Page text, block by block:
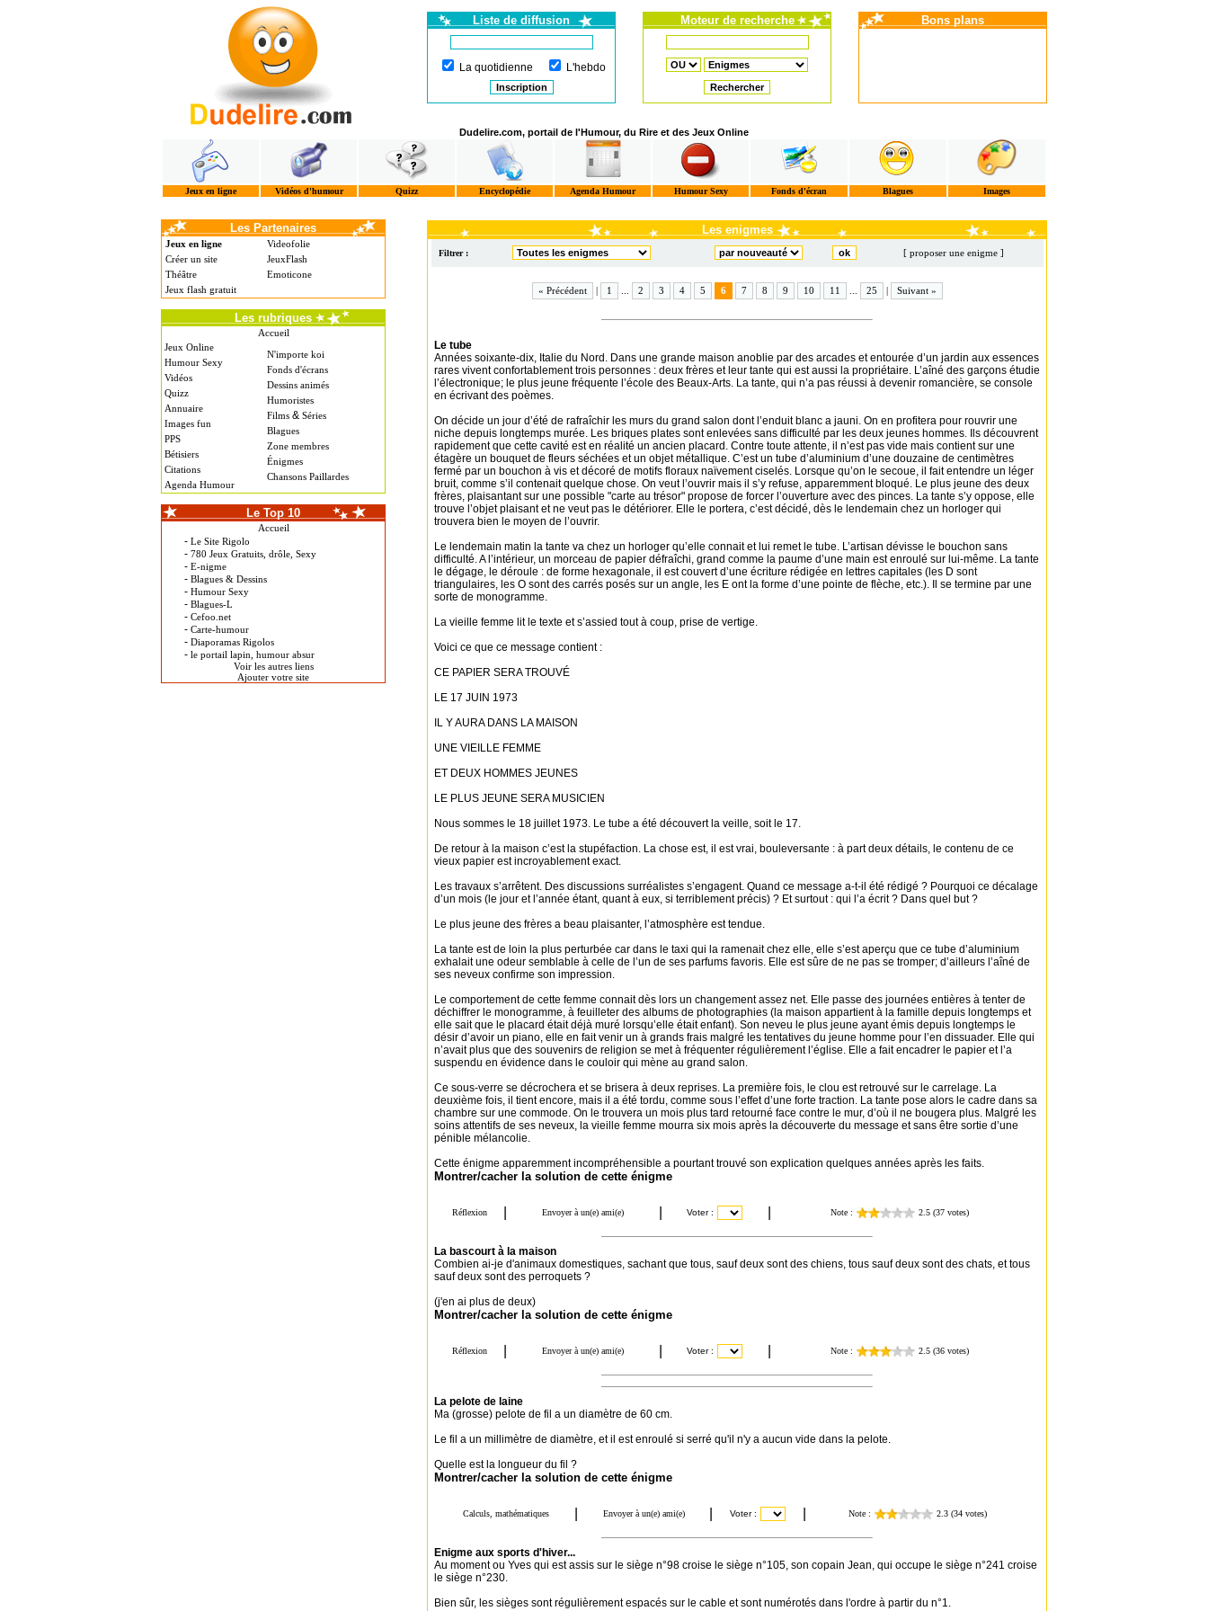
Liste de diffusion
La quotidienne L'hebdo
Moteur de recherche Bons plans
Dudelire.com, portail de l'Humour, du Rire et des Jeux Online
Jeux en ligne Vidéos d'humour Quizz Encyclopédie Agenda Humour Humour Sexy Fonds d'écran Blagues Images
Les Partenaires
Jeux en ligne
Créer un site
Théâtre
Jeux flash gratuit
Videofolie
JeuxFlash
Emoticone
Les rubriques
Accueil
Jeux Online
Humour Sexy
Vidéos
Quizz
Annuaire
Images fun
PPS
Bétisiers
Citations
Agenda Humour
N'importe koi
Fonds d'écrans
Dessins animés
Humoristes
Films & Séries
Blagues
Zone membres
Énigmes
Chansons Paillardes
Le Top 10
Accueil
- Le Site Rigolo
- 780 Jeux Gratuits, drôle, Sexy
- E-nigme
- Blagues & Dessins
- Humour Sexy
- Blagues-L
- Cefoo.net
- Carte-humour
- Diaporamas Rigolos
- le portail lapin, humour absur
Voir les autres liens
Ajouter votre site
Les enigmes
Filtrer : [ proposer une enigme ]
« Précédent | 1 2 3 4 5 6 7 8 9 10 11 25 | Suivant »
Le tube
Années soixante-dix, Italie du Nord. Dans une grande maison anoblie par des arcades et entourée d’un jardin aux essences
rares vivent confortablement trois personnes : deux frères et leur tante qui est aussi la propriétaire. L’aîné des garçons étudie
l’électronique; le plus jeune fréquente l’école des Beaux-Arts. La tante, qui n’a pas réussi à devenir romancière, se console
en écrivant des poèmes.
On décide un jour d’été de rafraîchir les murs du grand salon dont l’enduit blanc a jauni. On en profitera pour rouvrir une
niche depuis longtemps murée. Les briques plates sont enlevées sans difficulté par les deux jeunes hommes. Ils découvrent
rapidement que cette cavité est en réalité un ancien placard. Contre toute attente, il n’est pas vide mais contient sur une
étagère un bouquet de fleurs séchées et un objet métallique. C’est un tube d’aluminium d’une douzaine de centimètres
fermé par un bouchon à vis et décoré de motifs floraux naïvement ciselés. Lorsque qu’on le secoue, il fait entendre un léger
bruit, comme s’il contenait quelque chose. On veut l’ouvrir mais il s’y refuse, apparemment bloqué. Le plus jeune des deux
frères, plaisantant sur une possible "carte au trésor" propose de forcer l’ouverture avec des pinces. La tante s’y oppose, elle
trouve l’objet plaisant et ne veut pas le détériorer. Elle le portera, c’est décidé, dès le lendemain chez un horloger qui
trouvera bien le moyen de l’ouvrir.
Le lendemain matin la tante va chez un horloger qu’elle connait et lui remet le tube. L’artisan dévisse le bouchon sans
difficulté. A l’intérieur, un morceau de papier défraîchi, grand comme la paume d’une main est enroulé sur lui-même. La tante
le dégage, le déroule : de forme hexagonale, il est couvert d’une écriture rédigée en lettres capitales (les D sont
triangulaires, les O sont des carrés posés sur un angle, les E ont la forme d’une pointe de flèche, etc.). Il se termine par une
sorte de monogramme.
La vieille femme lit le texte et s’assied tout à coup, prise de vertige.
Voici ce que ce message contient :
CE PAPIER SERA TROUVÉ
LE 17 JUIN 1973
IL Y AURA DANS LA MAISON
UNE VIEILLE FEMME
ET DEUX HOMMES JEUNES
LE PLUS JEUNE SERA MUSICIEN
Nous sommes le 18 juillet 1973. Le tube a été découvert la veille, soit le 17.
De retour à la maison c’est la stupéfaction. La chose est, il est vrai, bouleversante : à part deux détails, le contenu de ce
vieux papier est incroyablement exact.
Les travaux s’arrêtent. Des discussions surréalistes s’engagent. Quand ce message a-t-il été rédigé ? Pourquoi ce décalage
d’un mois (le jour et l’année étant, quant à eux, si terriblement précis) ? Et surtout : qui l’a écrit ? Dans quel but ?
Le plus jeune des frères a beau plaisanter, l’atmosphère est tendue.
La tante est de loin la plus perturbée car dans le taxi qui la ramenait chez elle, elle s’est aperçu que ce tube d’aluminium
exhalait une odeur semblable à celle de l’un de ses parfums favoris. Elle est sûre de ne pas se tromper; d’ailleurs l’aîné de
ses neveux confirme son impression.
Le comportement de cette femme connait dès lors un changement assez net. Elle passe des journées entières à tenter de
déchiffrer le monogramme, à feuilleter des albums de photographies (la maison appartient à la famille depuis longtemps et
elle sait que le placard était déjà muré lorsqu’elle était enfant). Son neveu le plus jeune ayant émis depuis longtemps le
désir d’avoir un piano, elle en fait venir un à grands frais malgré les tentatives du jeune homme pour l’en dissuader. Elle qui
n’avait plus que des souvenirs de religion se met à fréquenter régulièrement l’église. Elle a fait encadrer le papier et l’a
suspendu en évidence dans le couloir qui mène au grand salon.
Ce sous-verre se décrochera et se brisera à deux reprises. La première fois, le clou est retrouvé sur le carrelage. La
deuxième fois, il tient encore, mais il a été tordu, comme sous l’effet d’une forte traction. La tante pose alors le cadre dans sa
chambre sur une commode. On le trouvera un mois plus tard retourné face contre le mur, d’où il ne bougera plus. Malgré les
soins attentifs de ses neveux, la vieille femme mourra six mois après la découverte du message et sans être sortie d’une
pénible mélancolie.
Cette énigme apparemment incompréhensible a pourtant trouvé son explication quelques années après les faits.
Montrer/cacher la solution de cette énigme
La bascourt à la maison
Combien ai-je d'animaux domestiques, sachant que tous, sauf deux sont des chiens, tous sauf deux sont des chats, et tous
sauf deux sont des perroquets ?
(j'en ai plus de deux)
Montrer/cacher la solution de cette énigme
La pelote de laine
Ma (grosse) pelote de fil a un diamètre de 60 cm.
Le fil a un millimètre de diamètre, et il est enroulé si serré qu'il n'y a aucun vide dans la pelote.
Quelle est la longueur du fil ?
Montrer/cacher la solution de cette énigme
Enigme aux sports d'hiver...
Au moment ou Yves qui est assis sur le siège n°98 croise le siège n°105, son copain Jean, qui occupe le siège n°241 croise
le siège n°230.
Bien sûr, les sièges sont régulièrement espacés sur le cable et sont numérotés dans l'ordre à partir du n°1.